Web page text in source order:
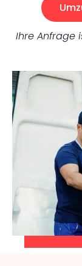
Ihre Anfrage